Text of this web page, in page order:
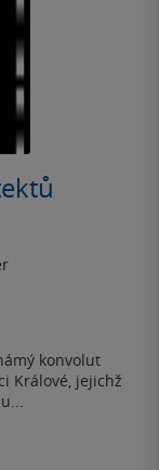
konvolut
Králové, jejichž